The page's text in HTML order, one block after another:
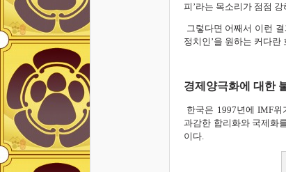
피’라는 목소리가 점점
그렇다면 어째서 이런
정치인’을 원하는 커다
경제양극화에 대한
한국은 1997년에 IMF
과감한 합리화와 국제화
이다.